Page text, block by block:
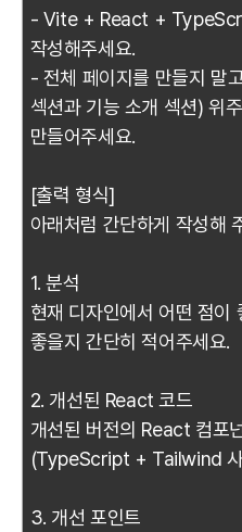
- Vite + React +
작성해주세요.
- 전체 페이지를 만들지 말
섹션과 기능 소개 섹션) 위
만들어주세요.
[출력 형식]
아래처럼 간단하게 작성해
1. 분석
현재 디자인에서 어떤 점이
좋을지 간단히 적어주세요.
2. 개선된 React 코드
개선된 버전의 React 컴포
(TypeScript + Tailwind
3. 개선 포인트